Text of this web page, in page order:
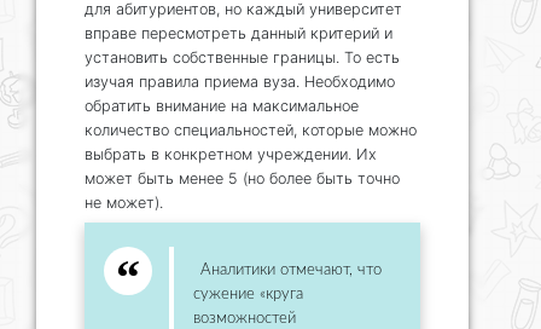
для абитуриентов, но каждый университет
вправе пересмотреть данный критерий и
установить собственные границы. То есть
изучая правила приема вуза. Необходимо
обратить внимание на максимальное
количество специальностей, которые можно
выбрать в конкретном учреждении. Их
может быть менее 5 (но более быть точно
не может).
Аналитики отмечают, что
сужение «круга
возможностей